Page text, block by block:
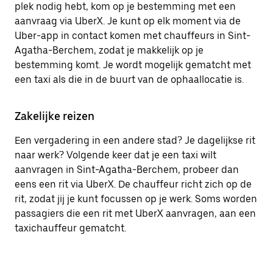
plek nodig hebt, kom op je bestemming met een
aanvraag via UberX. Je kunt op elk moment via de
Uber-app in contact komen met chauffeurs in Sint-
Agatha-Berchem, zodat je makkelijk op je
bestemming komt. Je wordt mogelijk gematcht met
een taxi als die in de buurt van de ophaallocatie is.
Zakelijke reizen
Een vergadering in een andere stad? Je dagelijkse rit
naar werk? Volgende keer dat je een taxi wilt
aanvragen in Sint-Agatha-Berchem, probeer dan
eens een rit via UberX. De chauffeur richt zich op de
rit, zodat jij je kunt focussen op je werk. Soms worden
passagiers die een rit met UberX aanvragen, aan een
taxichauffeur gematcht.